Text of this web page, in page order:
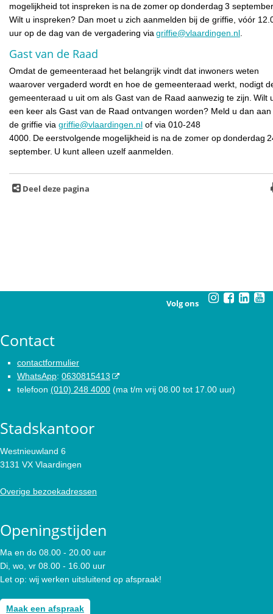
mogelijkheid tot inspreken is na de zomer op donderdag 3
Wilt u inspreken? Dan moet u zich aanmelden bij de griffie, vóór
uur op de dag van de vergadering via griffie@vlaardingen.nl
Gast van de Raad
Omdat de gemeenteraad het belangrijk vindt dat inwoners weten
waarover vergaderd wordt en hoe de gemeenteraad werkt, nodigt
gemeenteraad u uit om als Gast van de Raad aanwezig te zijn. Wilt
een keer als Gast van de Raad ontvangen worden? Meld u dan aan
de griffie via griffie@vlaardingen.nl of via 010-248
4000. De eerstvolgende mogelijkheid is na de zomer op donderdag
september. U kunt alleen uzelf aanmelden.
Deel deze pagina
Volg ons
Contact
contactformulier
WhatsApp: 0630815413
telefoon (010) 248 4000 (ma t/m vrij 08.00 tot 17.00 uur)
Stadskantoor
Westnieuwland 6
3131 VX Vlaardingen
Overige bezoekadressen
Openingstijden
Ma en do 08.00 - 20.00 uur
Di, wo, vr 08.00 - 16.00 uur
Let op: wij werken uitsluitend op afspraak!
Maak een afspraak